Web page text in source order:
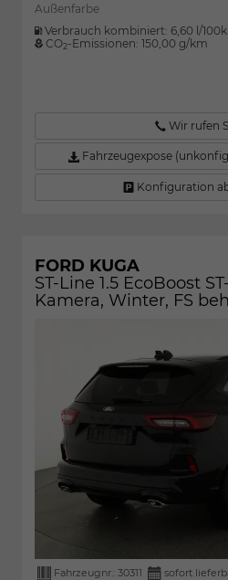
Außenfarbe
Verbrauch kombiniert: 6,60 l/
CO2-Emissionen: 150,00 g/km
Wir rufen
Fahrzeugexpose
Konfiguration
FORD KUGA
ST-Line 1.5 EcoBoost
Kamera, Winter, FS
Fahrzeugnr.: 30311 sofort